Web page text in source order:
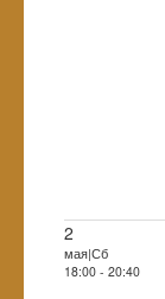
2
мая|Сб
18:00 - 20:40